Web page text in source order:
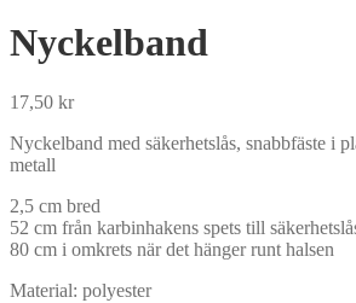
Nyckelband
17,50 kr
Nyckelband med säkerhetslås, snabbfäste i
metall
2,5 cm bred
52 cm från karbinhakens spets till
80 cm i omkrets när det hänger runt halsen
Material: polyester